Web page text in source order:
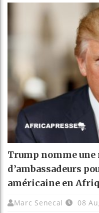
Trump nomme une
d’ambassadeurs
américaine en
Marc Senecal 08